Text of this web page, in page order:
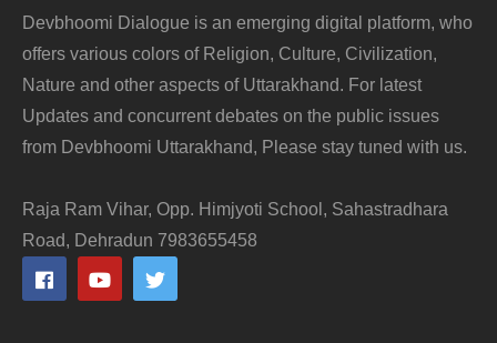
Devbhoomi Dialogue is an emerging digital platform, who
offers various colors of Religion, Culture, Civilization,
Nature and other aspects of Uttarakhand. For latest
Updates and concurrent debates on the public issues
from Devbhoomi Uttarakhand, Please stay tuned with us.
Raja Ram Vihar, Opp. Himjyoti School, Sahastradhara
Road, Dehradun 7983655458